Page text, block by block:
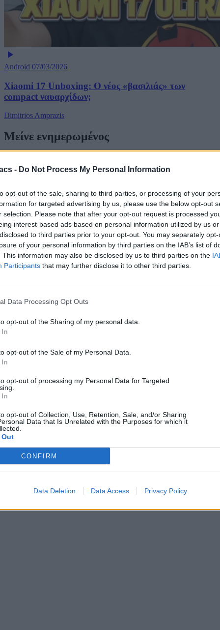
- Do Not Process My Personal Information
opt-out of the sale, sharing to third parties, or processing of your
for targeted advertising by us, please use the below opt-out
selection. Please note that after your opt-out request is processed
interest-based ads based on personal information utilized by us
to third parties prior to your opt-out. You may separately
of your personal information by third parties on the IAB’s list of
This information may also be disclosed by us to third parties on the
Participants that may further disclose it to other third parties.
Data Processing Opt Outs
opt-out of the Sharing of my personal data.
opt-out of the Sale of my Personal Data.
opt-out of processing my Personal Data for Targeted
opt-out of Collection, Use, Retention, Sale, and/or Sharing
Data that Is Unrelated with the Purposes for which it
CONFIRM
Data Deletion Data Access Privacy Policy
Android 07/03/2026
Xiaomi 17 Unboxing: Ο νέος «βασιλιάς» των
compact ναυαρχίδων;
Dimitrios Amprazis
Μείνε ενημερωμένος
αγαπημένες σου πηγές για να μη χάνεις καμία είδηση.
Add to Google Google News
Νέα γύρω από τον κόσμο της τεχνολογίας και αναλυτικές
έγκυρο και έγκαιρο ελληνικό τεχνολογικό blog, με αποκλειστικές
Επικοινωνήστε μαζί μας:
techmaniacs.gr@gmail.com
© Techmaniacs 2026
ΕΠΙΚΟΙΝΩΝΙΑΟΡΟΙ ΧΡΗΣΗΣΤΑΥΤΟΤΗΤΑ